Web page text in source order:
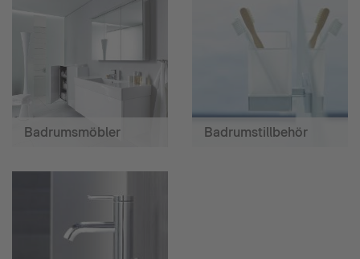
Badrumsmöbler Badrumstillbehör